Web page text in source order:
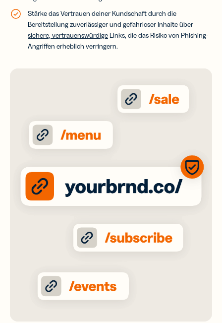
Stärke das Vertrauen deiner Kundschaft durch die
Bereitstellung zuverlässiger und gefahrloser Inhalte über
sichere, vertrauenswürdige Links, die das Risiko von Phishing-
Angriffen erheblich verringern.